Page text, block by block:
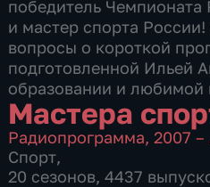
победитель
и мастер спорта
вопросы о короткой
подготовленной Ильей
образовании и любимой
Мастера
Радиопрограмма,2007
Спорт,
20 сезонов, 4437